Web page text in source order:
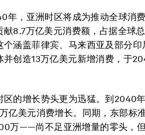
年，亚洲时区将成为推动全球消
献8.7万亿美元消费额，占据全球
个涵盖菲律宾、马来西亚及部分
并创造13万亿美元新增消费，于
区的增长势头更为迅猛。到2040
亿美元消费增长。同期，东部标
万——尚不足亚洲增量的零头，